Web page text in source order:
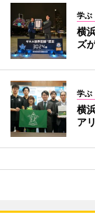
学ぶ
横
ズ
学ぶ
横
ア